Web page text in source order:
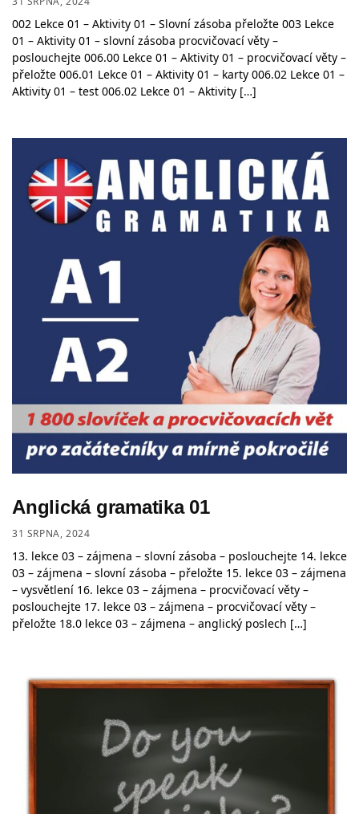
002 Lekce 01 – Aktivity 01 – Slovní zásoba přeložte 003 Lekce
01 – Aktivity 01 – slovní zásoba procvičovací věty –
poslouchejte 006.00 Lekce 01 – Aktivity 01 – procvičovací věty –
přeložte 006.01 Lekce 01 – Aktivity 01 – karty 006.02 Lekce 01 –
Aktivity 01 – test 006.02 Lekce 01 – Aktivity […]
Anglická gramatika 01
31 SRPNA, 2024
13. lekce 03 – zájmena – slovní zásoba – poslouchejte 14. lekce
03 – zájmena – slovní zásoba – přeložte 15. lekce 03 – zájmena
– vysvětlení 16. lekce 03 – zájmena – procvičovací věty –
poslouchejte 17. lekce 03 – zájmena – procvičovací věty –
přeložte 18.0 lekce 03 – zájmena – anglický poslech […]